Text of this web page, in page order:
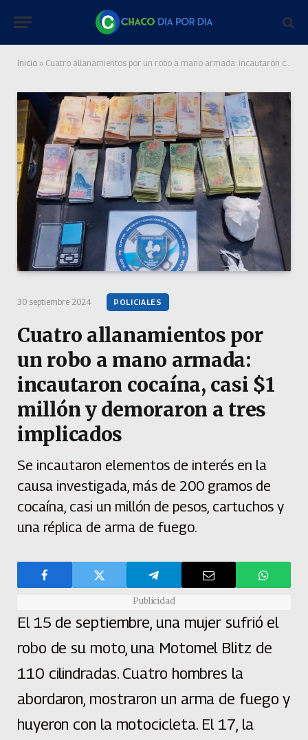
Inicio » Cuatro allanamientos por un robo a mano armada: incautaron cocaína, casi $1 millón y demoraron a tres implicados
30 septiembre 2024 POLICIALES
Cuatro allanamientos por
un robo a mano armada:
incautaron cocaína, casi $1
millón y demoraron a tres
implicados
Se incautaron elementos de interés en la
causa investigada, más de 200 gramos de
cocaína, casi un millón de pesos, cartuchos y
una réplica de arma de fuego.
Publicidad
El 15 de septiembre, una mujer sufrió el
robo de su moto, una Motomel Blitz de
110 cilindradas. Cuatro hombres la
abordaron, mostraron un arma de fuego y
huyeron con la motocicleta. El 17, la